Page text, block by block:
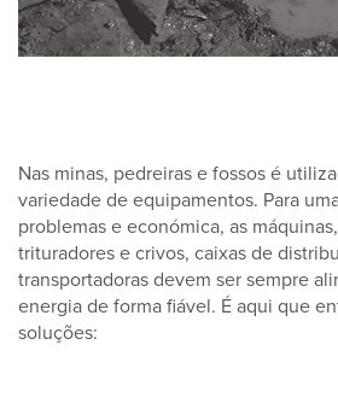
Nas minas, pedreiras e fossos é
variedade de equipamentos. Para
problemas e económica, as
trituradores e crivos, caixas de
transportadoras devem ser sempre
energia de forma fiável. É aqui que
soluções: